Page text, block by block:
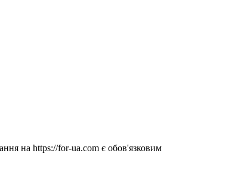
на https://for-ua.com є обов'язковим